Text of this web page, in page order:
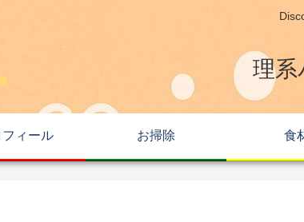
理系
フィール お掃除 食